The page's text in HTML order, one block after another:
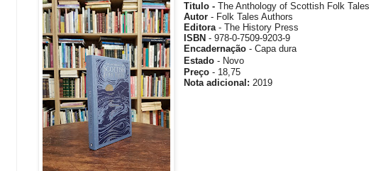
Titulo -The Anthology of Scottish Folk Tales
Autor - Folk Tales Authors
Editora- The History Press
ISBN -978-0-7509-9203-9
Encadernação - Capa dura
Estado - Novo
Preço - 18,75
Notaadicional :2019